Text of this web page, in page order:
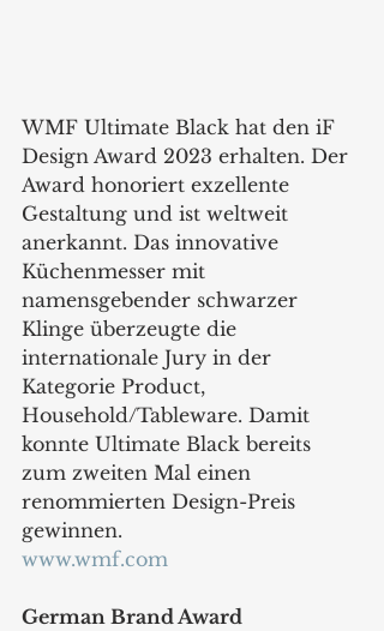
WMF Ultimate Black hat den iF
Design Award 2023 erhalten. Der
Award honoriert exzellente
Gestaltung und ist weltweit
anerkannt. Das innovative
Küchenmesser mit
namensgebender schwarzer
Klinge überzeugte die
internationale Jury in der
Kategorie Product,
Household/Tableware. Damit
konnte Ultimate Black bereits
zum zweiten Mal einen
renommierten Design-Preis
gewinnen.
www.wmf.com
German Brand Award